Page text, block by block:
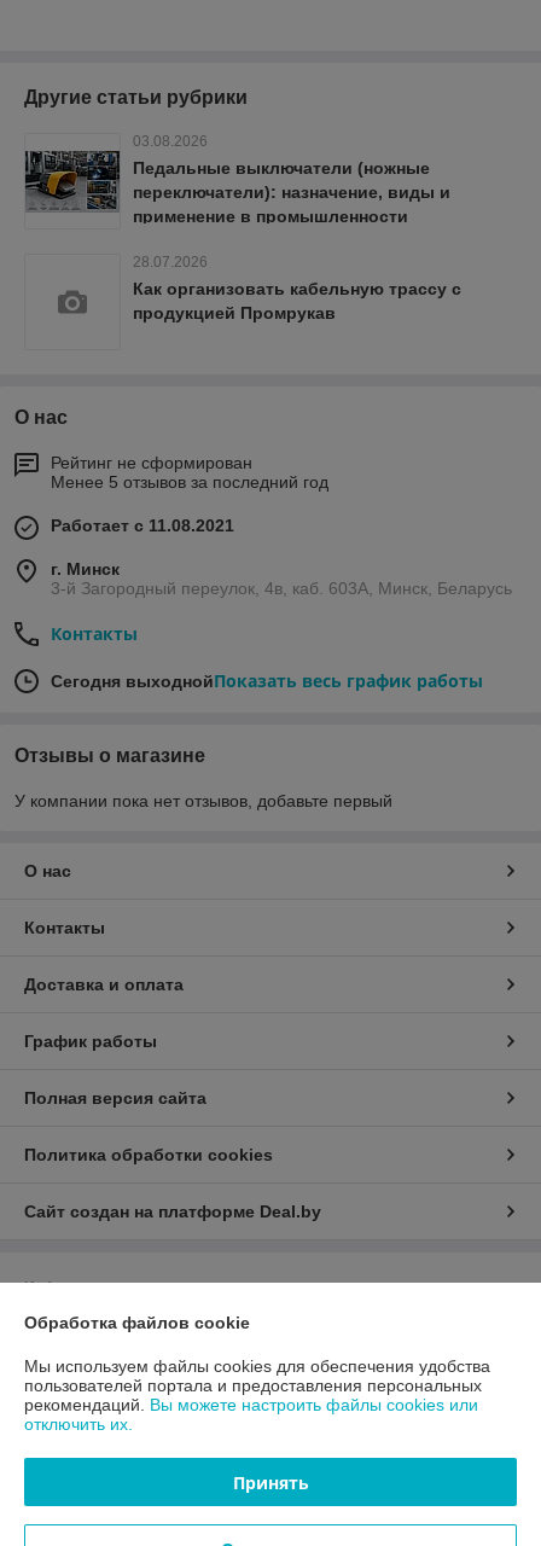
Другие статьи рубрики
03.08.2026
Педальные выключатели (ножные
переключатели): назначение, виды и
применение в промышленности
28.07.2026
Как организовать кабельную трассу с
продукцией Промрукав
О нас
Рейтинг не сформирован
Менее 5 отзывов за последний год
Работает с 11.08.2021
г. Минск
3-й Загородный переулок, 4в, каб. 603А, Минск, Беларусь
Контакты
Сегодня выходнойПоказать весь график работы
Отзывы о магазине
У компании пока нет отзывов, добавьте первый
О нас
Контакты
Доставка и оплата
График работы
Полная версия сайта
Политика обработки cookies
Сайт создан на платформе Deal.by
Информация для покупателя
Юридическое лицо:Общество с ограниченной ответственностью
220036, г. Минск, 3-й Загородный пер., д.4В., пом.52
Регистрационный номер ЕГР: 193805773
Регистрационный орган: Минский горисполком
Обработка файлов cookie
Мы используем файлы cookies для обеспечения удобства
пользователей портала и предоставления персональных
рекомендаций. Вы можете настроить файлы cookies или
отключить их.
Принять